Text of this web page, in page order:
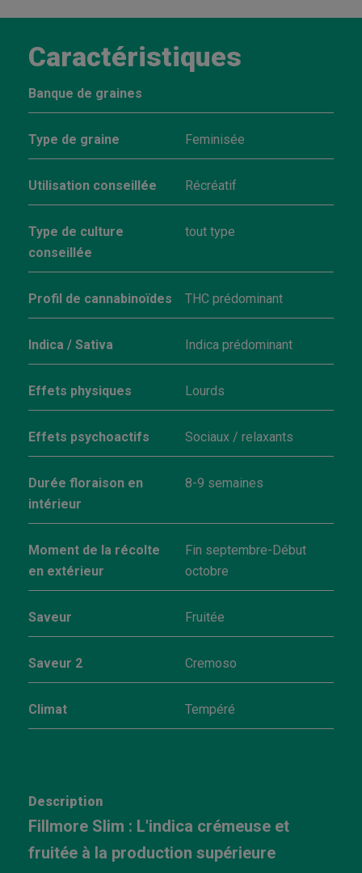
Caractéristiques
Banque de graines
Type de graine Feminisée
Utilisation conseillée Récréatif
Type de culture
conseillée
tout type
Profil de cannabinoïdes THC prédominant
Indica / Sativa Indica prédominant
Effets physiques Lourds
Effets psychoactifs Sociaux / relaxants
Durée floraison en
intérieur
8-9 semaines
Moment de la récolte
en extérieur
Fin septembre-Début
octobre
Saveur Fruitée
Saveur 2 Cremoso
Climat Tempéré
Description
Fillmore Slim : L'indica crémeuse et
fruitée à la production supérieure